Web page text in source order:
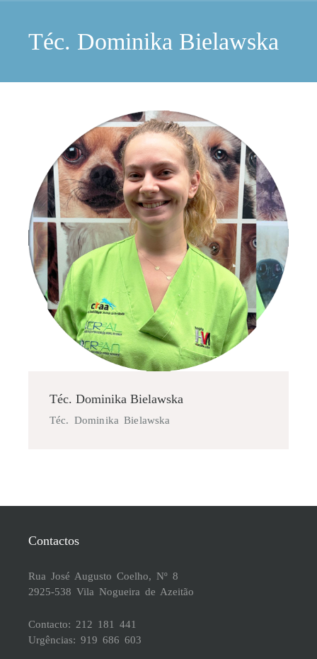
Téc. Dominika Bielawska
Téc. Dominika Bielawska
Téc. Dominika Bielawska
Contactos
Rua José Augusto Coelho, Nº 8
2925-538 Vila Nogueira de Azeitão
Contacto: 212 181 441
Urgências: 919 686 603